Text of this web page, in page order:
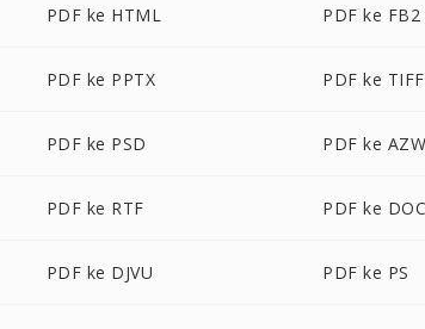
PDF ke HTML PDF ke FB2
PDF ke PPTX PDF ke TIFF
PDF ke PSD PDF ke
PDF ke RTF PDF ke
PDF ke DJVU PDF ke PS